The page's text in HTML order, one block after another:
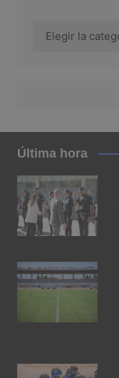
Última hora